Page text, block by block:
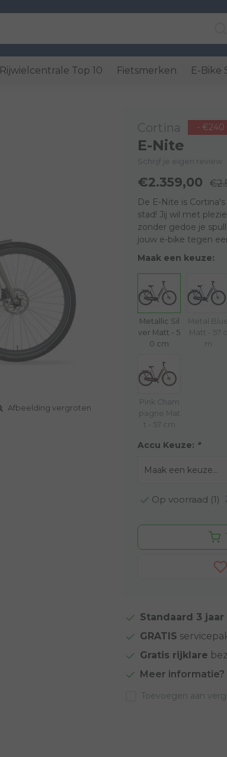
Rijwielcentrale Top 10 Fietsmerken E-Bike
Afbeelding vergroten
Cortina - €240
E-Nite
Schrijf je eigen review
€2.359,00
De E-Nite is
stad! Jij wil met
zonder gedoe je
jouw e-bike tegen
Maak een keuze:
Metallic Sil
ver Matt - 5
0 cm
Metal
Matt - 57 c
m
Pink Cham
pagne Mat
t - 57 cm
Accu Keuze: *
Op voorraad (1)
Standaard 3 jaar
GRATIS
Gratis rijklare
Meer informatie?
Toevoegen aan